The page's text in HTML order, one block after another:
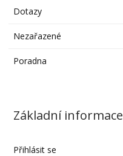
Dotazy
Nezařazené
Poradna
Základní informace
Přihlásit se